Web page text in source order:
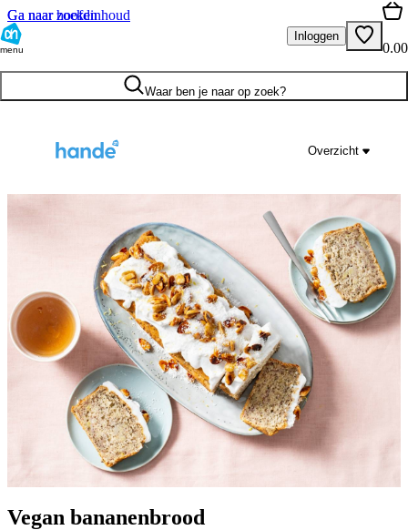
Ga naar hoofdinhoud
Ga naar zoeken
menu
Inloggen
0.00
Waar ben je naar op zoek?
Overzicht
Vegan bananenbrood